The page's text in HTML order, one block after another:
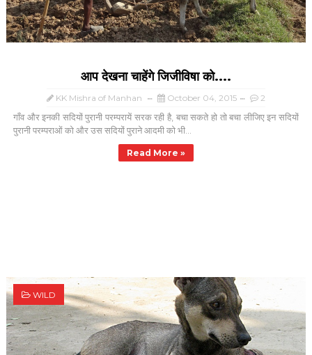
आप देखना चाहेंगे जिजीविषा को....
KK Mishra of Manhan October 04, 2015 2
गाँव और इनकी सदियों पुरानी परम्परायें सरक रही है, बचा सकते हो तो बचा लीजिए इन सदियों
पुरानी परम्पराओं को और उस सदियों पुराने आदमी को भी...
Read More »
WILD